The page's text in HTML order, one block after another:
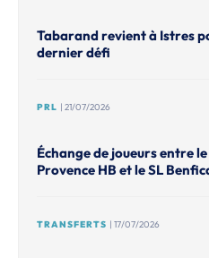
Tabarand revient à Istres
dernier défi
PRL | 21/07/2026
Échange de joueurs entre
Provence HB et le SL
TRANSFERTS | 17/07/2026